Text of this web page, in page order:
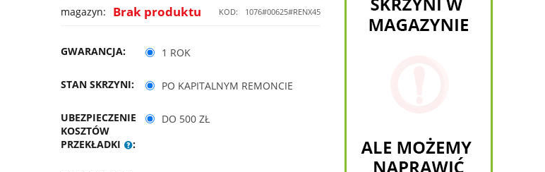
KOD: 1076#00625#RENX45
magazyn: Brak produktu
GWARANCJA: 1 ROK
STAN SKRZYNI: PO KAPITALNYM REMONCIE
UBEZPIECZENIE
KOSZTÓW
PRZEKŁADKI
:
DO 500 ZŁ